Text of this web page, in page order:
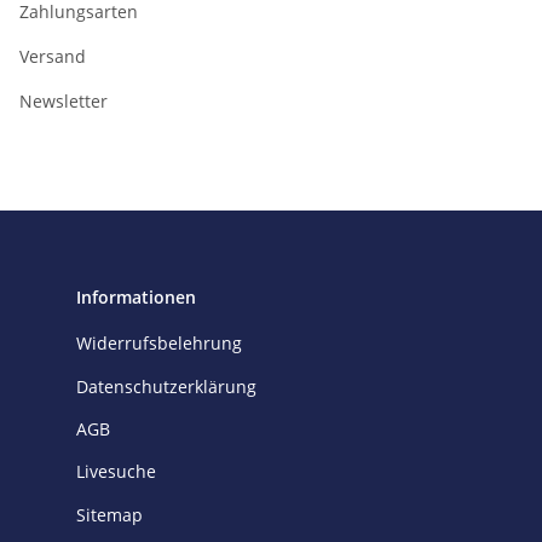
Zahlungsarten
Versand
Newsletter
Informationen
Widerrufsbelehrung
Datenschutzerklärung
AGB
Livesuche
Sitemap